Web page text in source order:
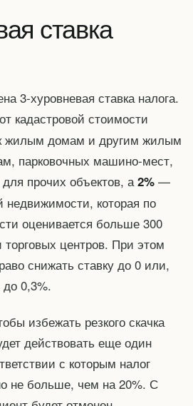
ставка
3-хуровневая ставка налога.
от кадастровой стоимости
жилым домам и другим жилым
парковочных машино-мест,
прочих объектов, а 2% —
недвижимости, которая по
оценивается больше 300
центров. При этом
снижать ставку до 0 или,
0,3%.
избежать резкого скачка
действовать еще один
с которым налог
не больше, чем на 20%. С